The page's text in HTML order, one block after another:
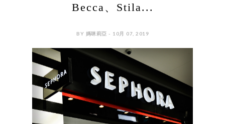
Becca、Stila...
BY 媽咪莉亞 - 10月 07, 2019